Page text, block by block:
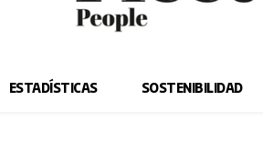
ESTADÍSTICAS SOSTENIBILIDAD